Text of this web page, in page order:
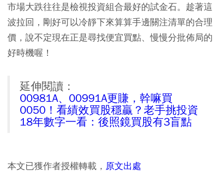
市場大跌往往是檢視投資組合最好的試金石。趁著這
波拉回，剛好可以冷靜下來算算手邊關注清單的合理
價，說不定現在正是尋找便宜買點、慢慢分批佈局的
好時機喔！
延伸閱讀：
00981A、00991A更賺，幹嘛買
0050！看績效買股穩贏？老手挑投資
18年數字一看：後照鏡買股有3盲點
本文已獲作者授權轉載， 原文出處